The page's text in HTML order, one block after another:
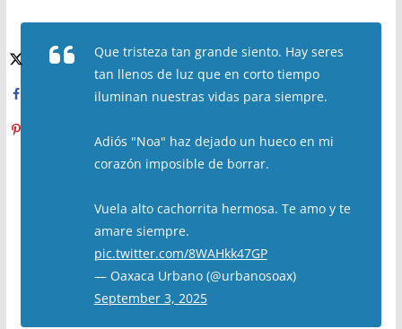
Que tristeza tan grande siento. Hay seres
tan llenos de luz que en corto tiempo
iluminan nuestras vidas para siempre.
Adiós "Noa" haz dejado un hueco en mi
corazón imposible de borrar.
Vuela alto cachorrita hermosa. Te amo y te
amare siempre.
pic.twitter.com/8WAHkk47GP
— Oaxaca Urbano (@urbanosoax)
September 3, 2025